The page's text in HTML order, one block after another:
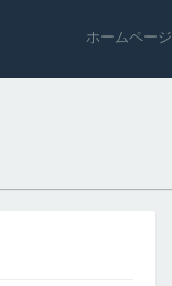
ホームページ